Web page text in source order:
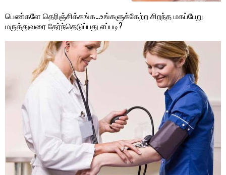
பெண்களே தெரிஞ்சிக்கங்க…உங்களுக்கேற்ற சிறந்த மகப்பேறு
மருத்துவரை தேர்ந்தெடுப்பது எப்படி?